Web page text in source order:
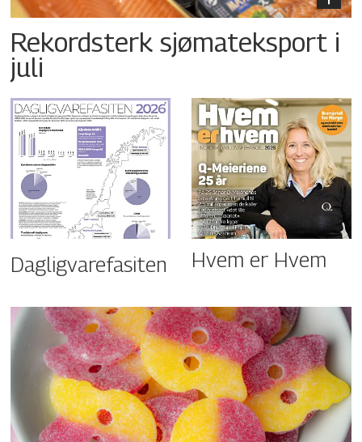
Rekordsterk sjømateksport i
juli
Dagligvarefasiten Hvem er Hvem